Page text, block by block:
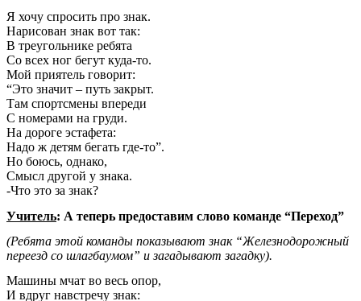
Я хочу спросить про знак.
Нарисован знак вот так:
В треугольнике ребята
Со всех ног бегут куда-то.
Мой приятель говорит:
“Это значит – путь закрыт.
Там спортсмены впереди
С номерами на груди.
На дороге эстафета:
Надо ж детям бегать где-то”.
Но боюсь, однако,
Смысл другой у знака.
-Что это за знак?
Учитель: А теперь предоставим слово команде “Переход”
(Ребята этой команды показывают знак “Железнодорожный
переезд со шлагбаумом” и загадывают загадку).
Машины мчат во весь опор,
И вдруг навстречу знак: